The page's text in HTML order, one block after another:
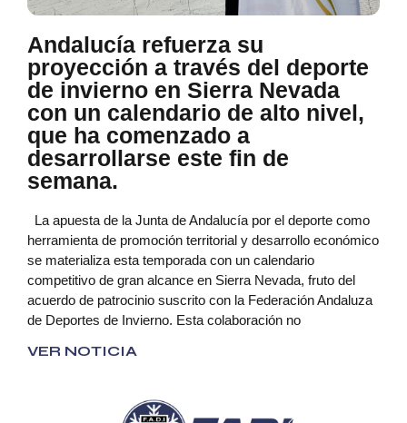
Andalucía refuerza su
proyección a través del deporte
de invierno en Sierra Nevada
con un calendario de alto nivel,
que ha comenzado a
desarrollarse este fin de
semana.
La apuesta de la Junta de Andalucía por el deporte como
herramienta de promoción territorial y desarrollo económico
se materializa esta temporada con un calendario
competitivo de gran alcance en Sierra Nevada, fruto del
acuerdo de patrocinio suscrito con la Federación Andaluza
de Deportes de Invierno. Esta colaboración no
VER NOTICIA